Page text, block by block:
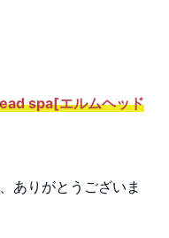
spa[エルムヘッド
ありがとうございま